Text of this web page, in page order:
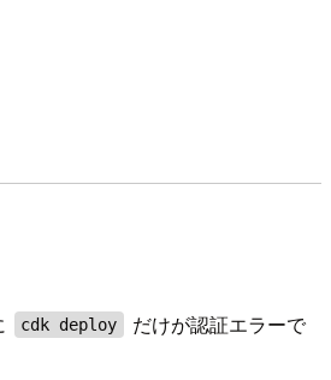
cdk deploy
だけが認証エラーで